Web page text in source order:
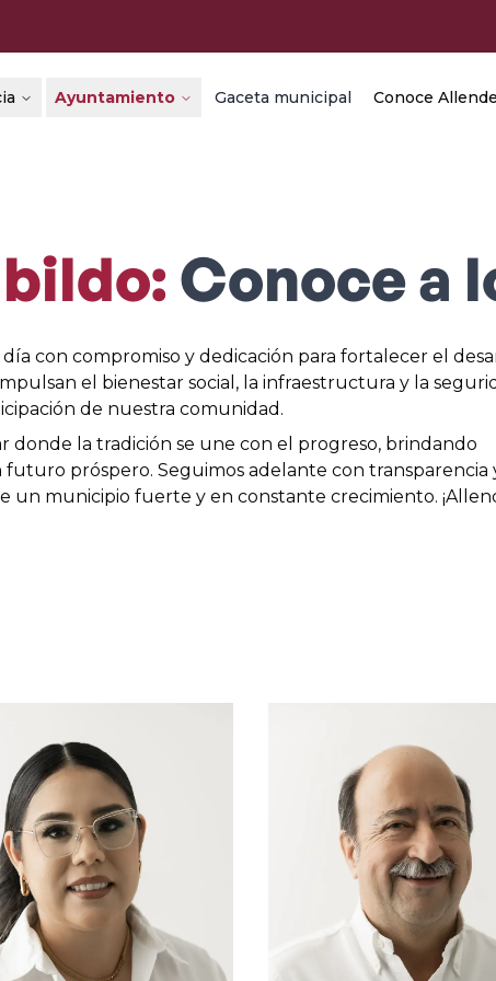
Ayuntamiento Gaceta municipal Conoce
Conoce a
con compromiso y dedicación para fortalecer el
el bienestar social, la infraestructura y la
de nuestra comunidad.
la tradición se une con el progreso, brindando
próspero. Seguimos adelante con transparencia
un municipio fuerte y en constante crecimiento.